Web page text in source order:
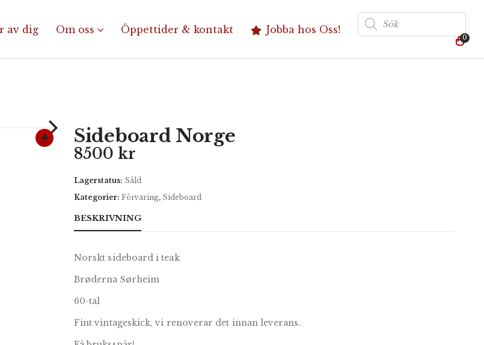
av dig Om oss Öppettider & kontakt Jobba hos Oss!
Produktsökning
0
Sideboard Norge
8500 kr
Lagerstatus: Såld
Kategorier: Förvaring, Sideboard
BESKRIVNING
Norskt sideboard i teak
Brøderna Sørheim
60-tal
Fint vintageskick, vi renoverar det innan leverans.